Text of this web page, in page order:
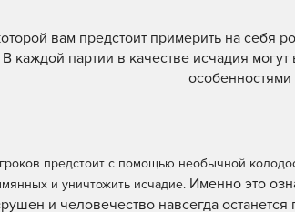
вам предстоит примерить на себя
В каждой партии в качестве исчадия
предстоит с помощью необычной
и уничтожить исчадие. Именно это
и человечество навсегда